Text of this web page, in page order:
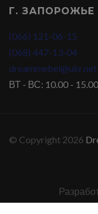
Г. ЗАПОРОЖЬЕ
(066) 121-06-15
(068) 447-13-04
dreammebel@ukr.net
ВТ - ВС: 10.00 - 15.00
© Copyright 2026